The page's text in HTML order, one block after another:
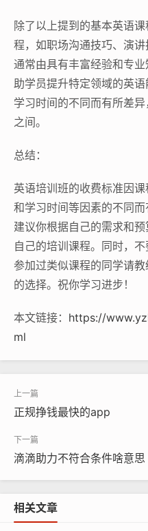
除了以上提到的基本英语
程，如职场沟通技巧、演
通常由具有丰富经验和专
助学员提升特定领域的英
学习时间的不同而有所差
之间。
总结：
英语培训班的收费标准因
和学习时间等因素的不同而
建议你根据自己的需求和
自己的培训课程。同时，
参加过类似课程的同学请
的选择。祝你学习进步！
本文链接： https://
ml
正规挣钱最快的app
滴滴助力不符合条件啥意思
相关文章